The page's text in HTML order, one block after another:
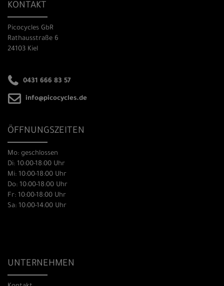
KONTAKT
Picocycles GbR
Rathausstraße 6
24103 Kiel
0431 666 83 57
info@picocycles.de
ÖFFNUNGSZEITEN
Mo: geschlossen
Di: 10:00-18:00 Uhr
Mi: 10:00-18:00 Uhr
Do: 10:00-18:00 Uhr
Fr: 10:00-18:00 Uhr
Sa: 10:00-14:00 Uhr
UNTERNEHMEN